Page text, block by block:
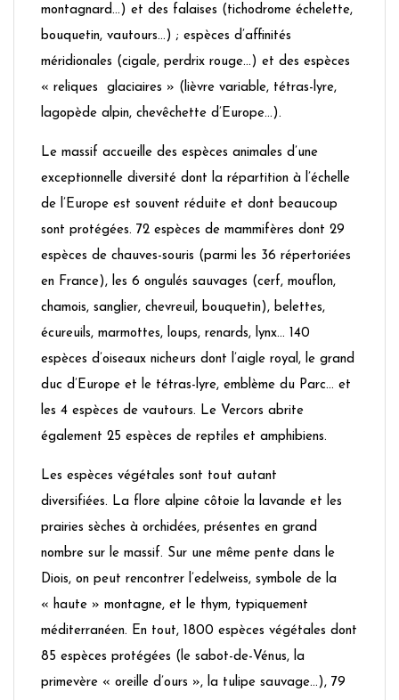
montagnard…) et des falaises (tichodrome échelette,
bouquetin, vautours…) ; espèces d’affinités
méridionales (cigale, perdrix rouge…) et des espèces
« reliques glaciaires » (lièvre variable, tétras-lyre,
lagopède alpin, chevêchette d’Europe…).
Le massif accueille des espèces animales d’une
exceptionnelle diversité dont la répartition à l’échelle
de l’Europe est souvent réduite et dont beaucoup
sont protégées. 72 espèces de mammifères dont 29
espèces de chauves-souris (parmi les 36 répertoriées
en France), les 6 ongulés sauvages (cerf, mouflon,
chamois, sanglier, chevreuil, bouquetin), belettes,
écureuils, marmottes, loups, renards, lynx… 140
espèces d’oiseaux nicheurs dont l’aigle royal, le grand
duc d’Europe et le tétras-lyre, emblème du Parc… et
les 4 espèces de vautours. Le Vercors abrite
également 25 espèces de reptiles et amphibiens.
Les espèces végétales sont tout autant
diversifiées. La flore alpine côtoie la lavande et les
prairies sèches à orchidées, présentes en grand
nombre sur le massif. Sur une même pente dans le
Diois, on peut rencontrer l’edelweiss, symbole de la
« haute » montagne, et le thym, typiquement
méditerranéen. En tout, 1800 espèces végétales dont
85 espèces protégées (le sabot-de-Vénus, la
primevère « oreille d’ours », la tulipe sauvage…), 79